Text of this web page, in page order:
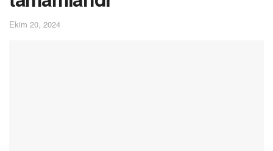
Ekim 20, 2024